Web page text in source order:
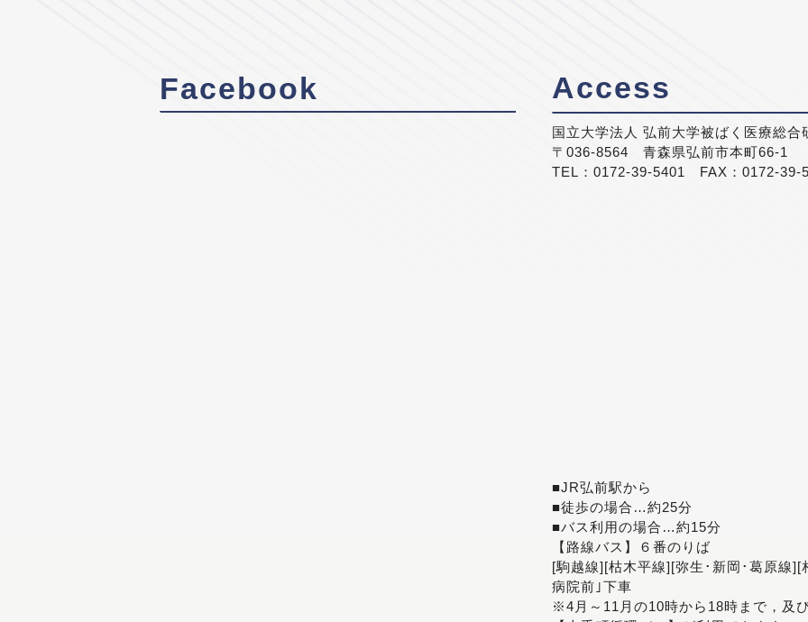
Facebook Access
国立大学法人 弘前大学被ばく医療総合
〒036-8564 青森県弘前市本町66-1
TEL：0172-39-5401 FAX：0172-39-
■JR弘前駅から
■徒歩の場合…約25分
■バス利用の場合…約15分
【路線バス】６番のりば
[駒越線][枯木平線][弥生･新岡･葛原線
病院前｣下車
※4月～11月の10時から18時まで，及